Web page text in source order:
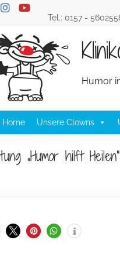
Tel.: 0157 -
Humor
Home Unsere Clowns
„Humor hilft